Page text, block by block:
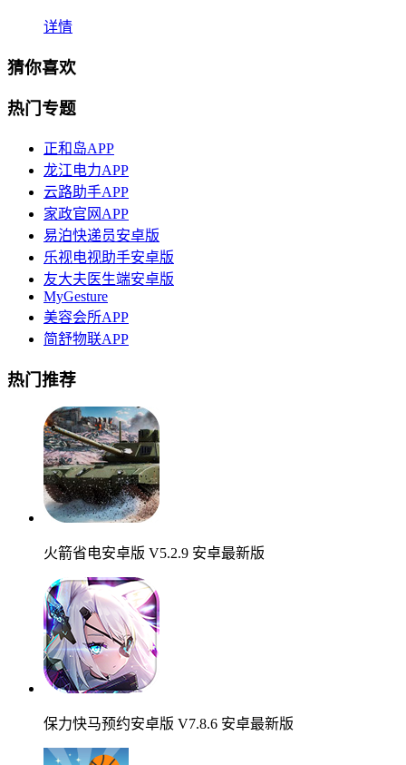
详情
猜你喜欢
热门专题
正和岛APP
龙江电力APP
云路助手APP
家政官网APP
易泊快递员安卓版
乐视电视助手安卓版
友大夫医生端安卓版
MyGesture
美容会所APP
简舒物联APP
热门推荐
火箭省电安卓版 V5.2.9 安卓最新版
保力快马预约安卓版 V7.8.6 安卓最新版